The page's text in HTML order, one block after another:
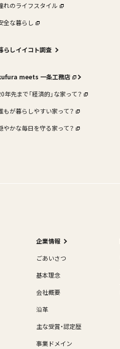
れのライフスタイル
全な暮らし
らしイイコト調査
meets 一条工務店
年先まで「経済的」な家って？
もが暮らしやすい家って？
やかな毎日を守る家って？
企業情報
ごあいさつ
基本理念
会社概要
沿革
主な受賞・認定歴
事業ドメイン